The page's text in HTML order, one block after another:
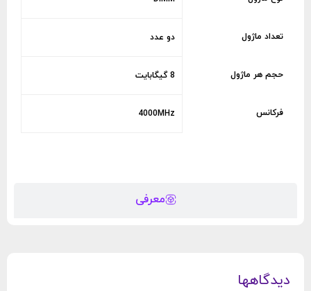
معرفی
تعداد ماژول دو عدد
حجم هر ماژول 8 گیگابایت
فرکانس 4000MHz
دیدگاهها